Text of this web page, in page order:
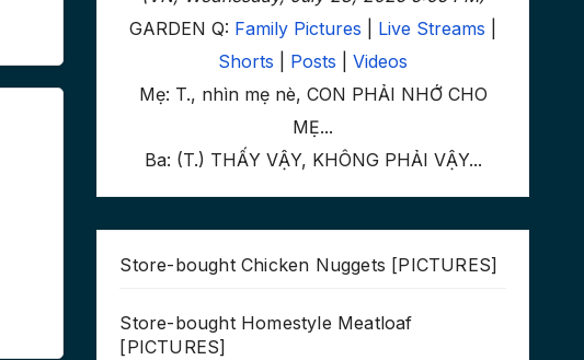
GARDEN Q: Family Pictures Live Streams
Shorts
Posts |Videos
Mẹ: T., nhìn mẹ nè, CON PHẢI NHỚ CHO
MẸ...
Ba: (T.) THẤY VẬY, KHÔNG PHẢI VẬY...
Store-bought Chicken Nuggets [PICTURES]
Store-bought Homestyle Meatloaf
[PICTURES]